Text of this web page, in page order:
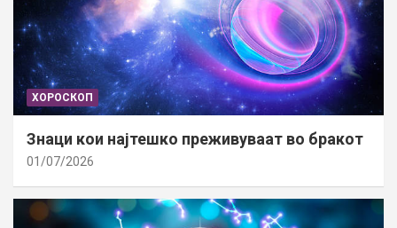
ХОРОСКОП
Знаци кои најтешко преживуваат во бракот
01/07/2026